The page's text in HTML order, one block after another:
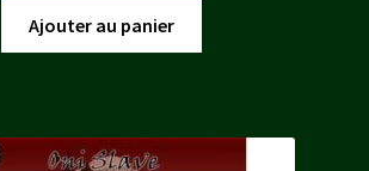
initial
était :
actuel
est :
Ajouter au panier